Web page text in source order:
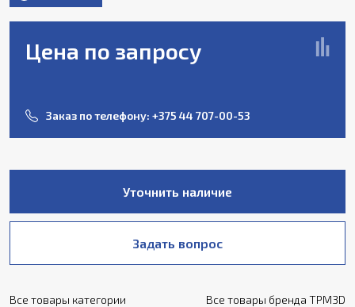
Цена по запросу
Заказ по телефону: +375 44 707-00-53
Уточнить наличие
Задать вопрос
Все товары категории Все товары бренда TPM3D